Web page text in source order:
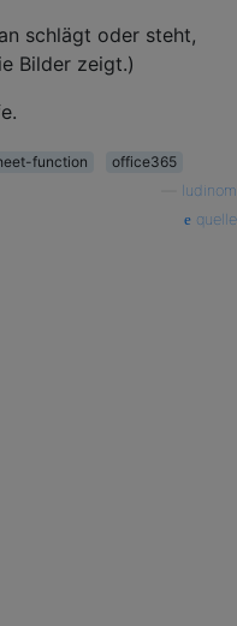
schlägt oder steht,
Bilder zeigt.)
function
office365
ludinom
quelle